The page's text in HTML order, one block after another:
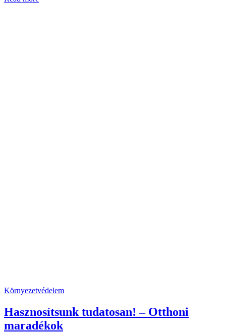
Környezetvédelem
Hasznosítsunk tudatosan! – Otthoni
maradékok